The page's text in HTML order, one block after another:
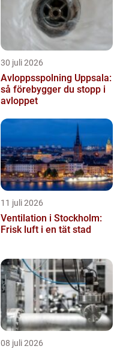
30 juli 2026
Avloppsspolning Uppsala:
så förebygger du stopp i
avloppet
11 juli 2026
Ventilation i Stockholm:
Frisk luft i en tät stad
08 juli 2026